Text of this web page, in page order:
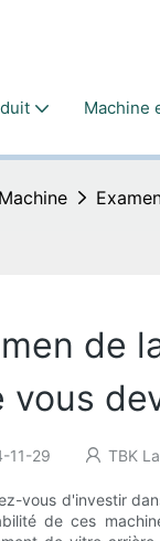
Machine
de
vous
11-29 TBK
vous d'investir
de ces